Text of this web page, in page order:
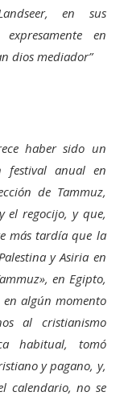
en sus
en
dios mediador”
haber sido un
festival anual en
de Tammuz,
el regocijo, y que,
más tardía que la
y Asiria en
en Egipto,
en algún momento
al cristianismo
habitual, tomó
y pagano, y,
calendario, no se